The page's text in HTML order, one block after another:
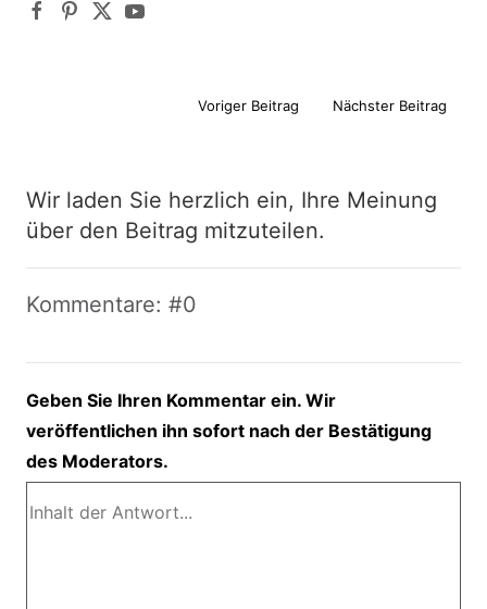
Voriger Beitrag Nächster Beitrag
Wir laden Sie herzlich ein, Ihre Meinung
über den Beitrag mitzuteilen.
Kommentare: #0
Geben Sie Ihren Kommentar ein. Wir
veröffentlichen ihn sofort nach der Bestätigung
des Moderators.